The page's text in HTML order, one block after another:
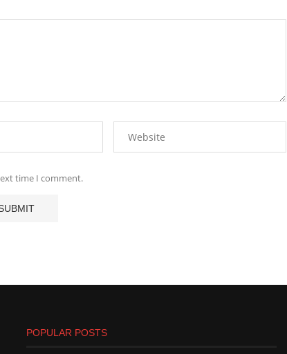
time I comment.
POPULAR POSTS